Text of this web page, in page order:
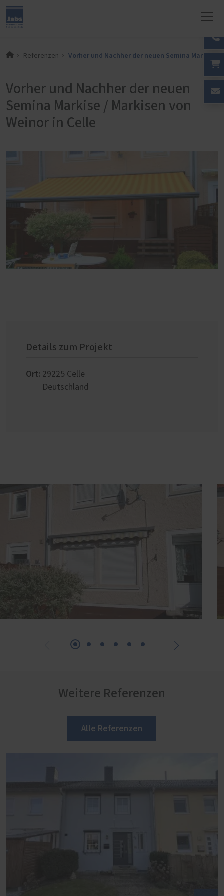
Referenzen Vorher und Nachher der neuen Semina Markise /
Vorher und Nachher der neuen
Semina Markise / Markisen von
Weinor in Celle
Details zum Projekt
Ort: 29225 Celle
Deutschland
Weitere Referenzen
Alle Referenzen